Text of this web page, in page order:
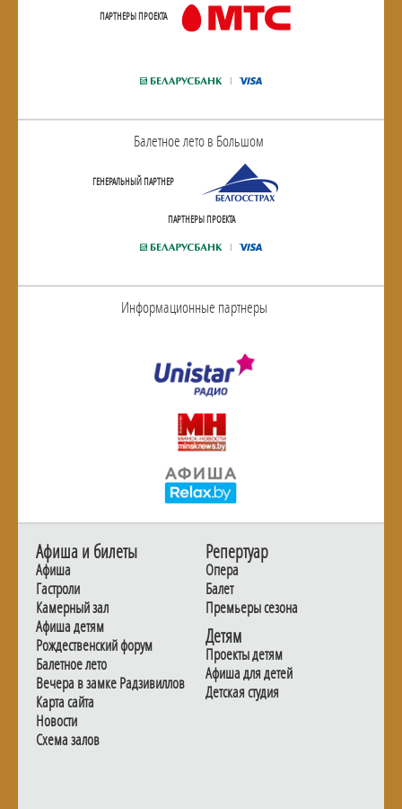
ПАРТНЕРЫ ПРОЕКТА
Балетное лето в Большом
ГЕНЕРАЛЬНЫЙ ПАРТНЕР
ПАРТНЕРЫ ПРОЕКТА
Информационные партнеры
Афиша и билеты
Афиша
Гастроли
Камерный зал
Афиша детям
Рождественский форум
Балетное лето
Вечера в замке Радзивиллов
Карта сайта
Новости
Схема залов
Репертуар
Опера
Балет
Премьеры сезона
Детям
Проекты детям
Афиша для детей
Детская студия